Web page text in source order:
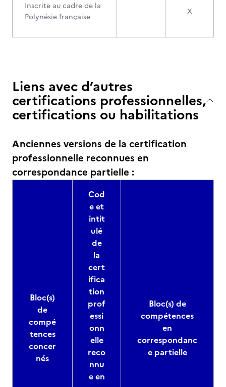
Inscrite au cadre de la
Polynésie française
X
Liens avec d’autres
certifications professionnelles,
certifications ou habilitations
Anciennes versions de la certification
professionnelle reconnues en
correspondance partielle :
Bloc(s)
de
compé
tences
concer
nés
Cod
e et
intit
ulé
de
la
cert
ifica
tion
prof
essi
onn
elle
reco
nnu
e en
Bloc(s) de
compétences
en
correspondanc
e partielle